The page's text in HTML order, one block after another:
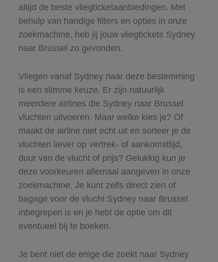
altijd de beste vliegticketaanbiedingen. Met
behulp van handige filters en opties in onze
zoekmachine, heb jij jouw vliegtickets Sydney
naar Brussel zo gevonden.
Vliegen vanaf Sydney naar deze bestemming
is een slimme keuze. Er zijn natuurlijk
meerdere airlines die Sydney naar Brussel
vluchten uitvoeren. Maar welke kies je? Of
maakt de airline niet echt uit en sorteer je de
vluchten liever op vertrek- of aankomsttijd,
duur van de vlucht of prijs? Gelukkig kun je
deze voorkeuren allemaal aangeven in onze
zoekmachine. Je kunt zelfs direct zien of
bagage voor de vlucht Sydney naar Brussel
inbegrepen is en je hebt de optie om dit
eventueel bij te boeken.
Je bent niet de enige die zoekt naar Sydney